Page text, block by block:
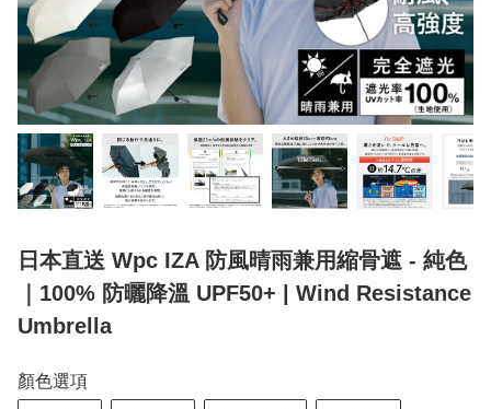
日本直送 Wpc IZA 防風晴雨兼用縮骨遮 - 純色
｜100% 防曬降溫 UPF50+ | Wind Resistance
Umbrella
顏色選項